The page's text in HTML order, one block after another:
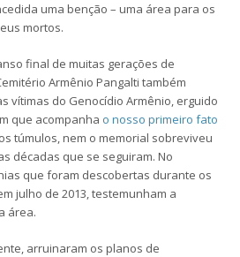
uma benção – uma área para os
mortos.
final de muitas gerações de
Armênio Pangalti também
vítimas do Genocídio Armênio, erguido
que acompanha o nosso primeiro fato
túmulos, nem o memorial sobreviveu
décadas que se seguiram. No
que foram descobertas durante os
julho de 2013, testemunham a
área.
arruinaram os planos de